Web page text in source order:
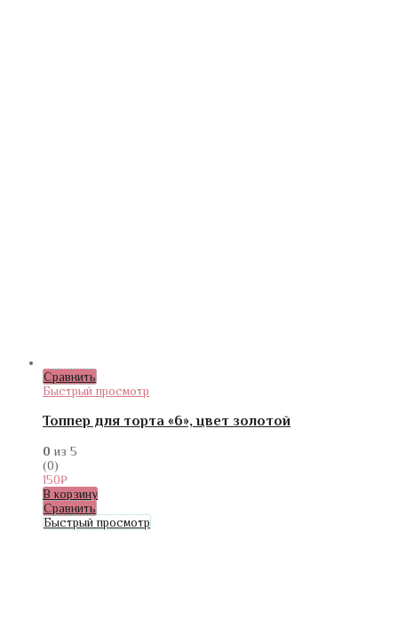
Сравнить
Быстрый просмотр
Топпер для торта «6», цвет золотой
0 из 5
(0)
150₽
В корзину
Сравнить
Быстрый просмотр